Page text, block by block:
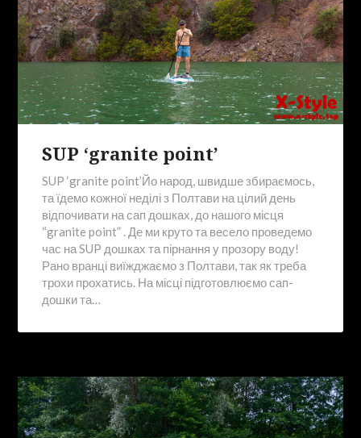
SUP ‘granite point’
SUP ‘granite point’Йо народ, швидше збираємось,
та їдемо кожної неділі з Полтави на цілий день
відпочивати на сап дошках, до нашого місця
“granite point” . Де ми круто та весело проведемо
час на SUP дошках та пірнання у прозору воду!
Рано вранці виїжджаємо з Полтави, так як треба
трохи прохатись. На місці підготовлюємо сап-
дошки та…